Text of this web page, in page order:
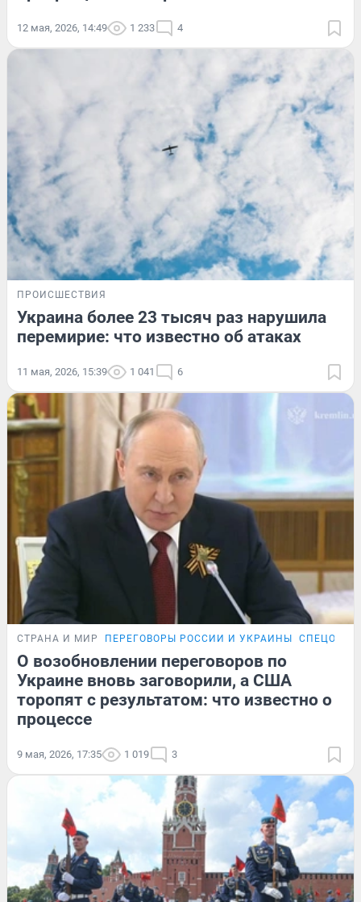
12 мая, 2026, 14:49 1 233 4
ПРОИСШЕСТВИЯ
Украина более 23 тысяч раз нарушила
перемирие: что известно об атаках
11 мая, 2026, 15:39 1 041 6
СТРАНА И МИР ПЕРЕГОВОРЫ РОССИИ И УКРАИНЫ
О возобновлении переговоров по
Украине вновь заговорили, а США
торопят с результатом: что известно о
процессе
9 мая, 2026, 17:35 1 019 3